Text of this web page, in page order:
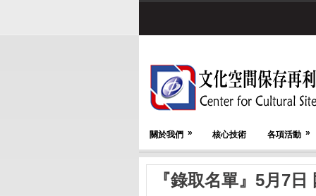
關於我們 » 核心技術 各項活動 »
『錄取名單』5月7